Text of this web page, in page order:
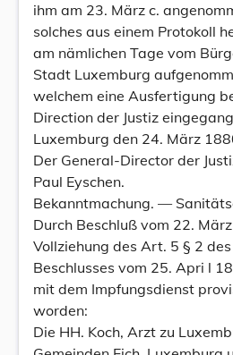
ihm am 23. März c.
solches aus einem Protokoll
am nämlichen Tage vom
Stadt Luxemburg
welchem eine Ausfertigung
Direction der Justiz
Luxemburg den 24. März
Der General-Director der
Paul Eyschen.
Bekanntmachung. —
Durch Beschluß vom 22.
Vollziehung des Art. 5 § 2
Beschlusses vom 25. Apri l
mit dem Impfungsdienst
worden:
Die HH. Koch, Arzt zu